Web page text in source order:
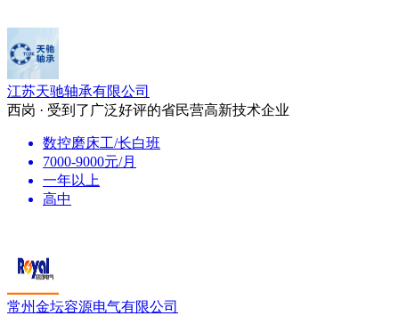
江苏天驰轴承有限公司
西岗 · 受到了广泛好评的省民营高新技术企业
数控磨床工/长白班
7000-9000元/月
一年以上
高中
常州金坛容源电气有限公司